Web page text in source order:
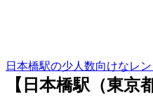
日本橋駅の少人数向けなレ
【日本橋駅（東京